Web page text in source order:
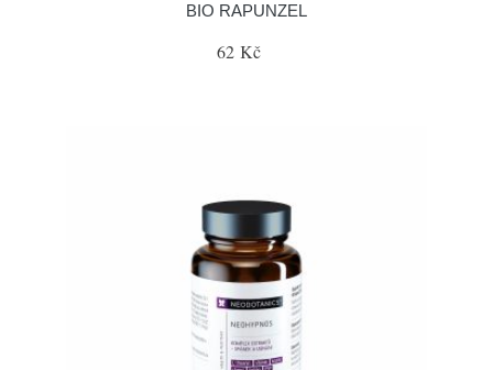
BIO RAPUNZEL
62 Kč